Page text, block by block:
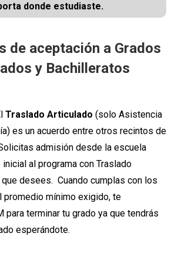
donde estudiaste.
de aceptación a Grados
y Bachilleratos
Traslado Articulado (solo Asistencia
es un acuerdo entre otros recintos de
admisión desde la escuela
al programa con Traslado
desees. Cuando cumplas con los
mínimo exigido, te
para terminar tu grado ya que tendrás
esperándote.